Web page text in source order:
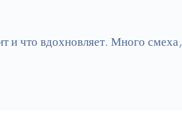
и что вдохновляет. Много смеха,